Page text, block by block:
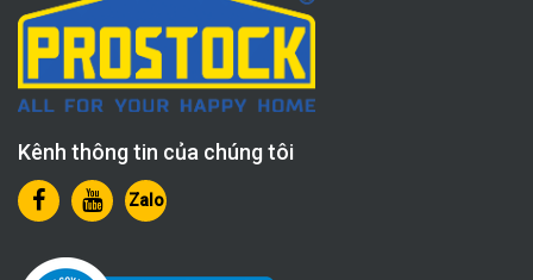
Kênh thông tin của chúng tôi
Zalo